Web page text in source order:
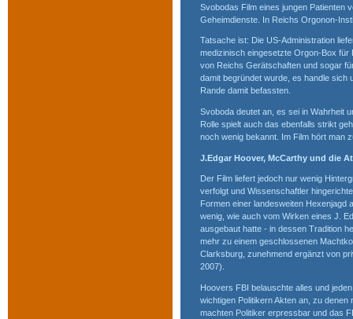
Svobodas Film eines jungen Patienten
Geheimdienste. In Reichs Orgonon-
Tatsache ist: Die US-Administration
medizinisch eingesetzte Orgon-Box für
von Reichs Gerätschaften und sogar
damit begründet wurde, es handle sich
Rande damit befassten.
Svoboda deutet an, es sei in Wahrheit
Rolle spielt auch das ebenfalls strikt
noch wenig bekannt. Im Film hört man
J.Edgar Hoover, McCarthy und die
Der Film liefert jedoch nur wenig
verfolgt und Wissenschaftler
Formen einer landesweiten Hexenjagd
wenig, wie auch vom Wirken eines J.
ausgebaut hatte - in dessen Tradition
mehr zu einem geschlossenen
Clarksburg, zunehmend ergänzt von
2007).
Hoovers FBI belauschte alles und
wichtigen Politikern Akten an, zu
machten Politiker erpressbar und das